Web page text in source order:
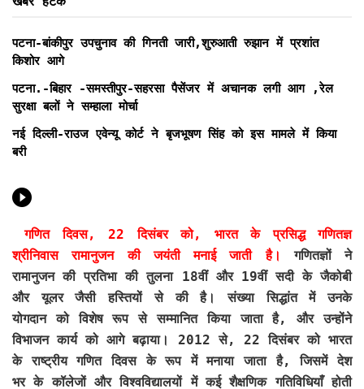
पटना-बांकीपुर उपचुनाव की गिनती जारी,शुरुआती रुझान में प्रशांत
किशोर आगे
पटना.-बिहार -समस्तीपुर-सहरसा पैसेंजर में अचानक लगी आग ,रेल
सुरक्षा बलों ने सम्हाला मोर्चा
नई दिल्ली-राउज एवेन्यू कोर्ट ने बृजभूषण सिंह को इस मामले में किया
बरी
गणित दिवस, 22 दिसंबर को, भारत के प्रसिद्ध गणितज्ञ
श्रीनिवास रामानुजन की जयंती मनाई जाती है।
गणितज्ञों ने
रामानुजन की प्रतिभा की तुलना 18वीं और 19वीं सदी के जैकोबी
और यूलर जैसी हस्तियों से की है। संख्या सिद्धांत में उनके
योगदान को विशेष रूप से सम्मानित किया जाता है, और उन्होंने
विभाजन कार्य को आगे बढ़ाया। 2012 से, 22 दिसंबर को भारत
के राष्ट्रीय गणित दिवस के रूप में मनाया जाता है, जिसमें देश
भर के कॉलेजों और विश्वविद्यालयों में कई शैक्षणिक गतिविधियाँ होती